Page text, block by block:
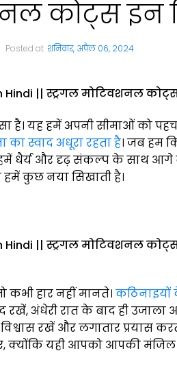
कोट्स इन
Posted at शनिवार, अप्रैल 06, 2024
|| स्ट्रगल मोटिवशनल
है। यह हमें अपनी सीमाओं को
स्वाद अधूरा रहता है। जब हम
धैर्य और दृढ़ संकल्प के साथ आगे
कुछ नया सिखाती है।
|| स्ट्रगल मोटिवशनल
कभी हार नहीं मानते।
अंधेरी रात के बाद ही उजाला
रखें और लगातार प्रयास
क्योंकि यही आपको आपकी